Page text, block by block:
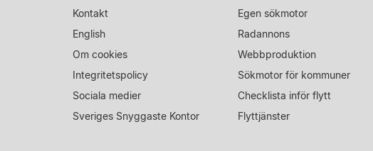
Kontakt
English
Om cookies
Integritetspolicy
Sociala medier
Sveriges Snyggaste Kontor
Egen sökmotor
Radannons
Webbproduktion
Sökmotor för kommuner
Checklista inför flytt
Flyttjänster